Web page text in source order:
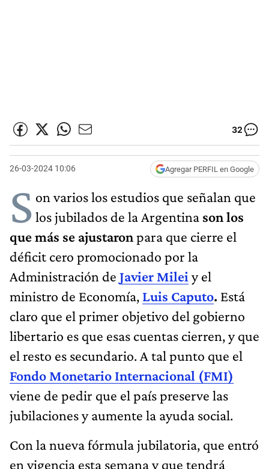
32
26-03-2024 10:06 Agregar PERFIL en Google
S on varios los estudios que señalan que
los jubilados de la Argentina son los
que más se ajustaronpara que cierre el
déficit cero promocionado por la
Administración de Javier Milei y el
ministro de Economía, Luis Caputo. Está
claro que el primer objetivo del gobierno
libertario es que esas cuentas cierren, y que
el resto es secundario. A tal punto que el
Fondo Monetario Internacional (FMI)
viene de pedir que el país preserve las
jubilaciones y aumente la ayuda social.
Con la nueva fórmula jubilatoria, que entró
en vigencia esta semana y que tendrá